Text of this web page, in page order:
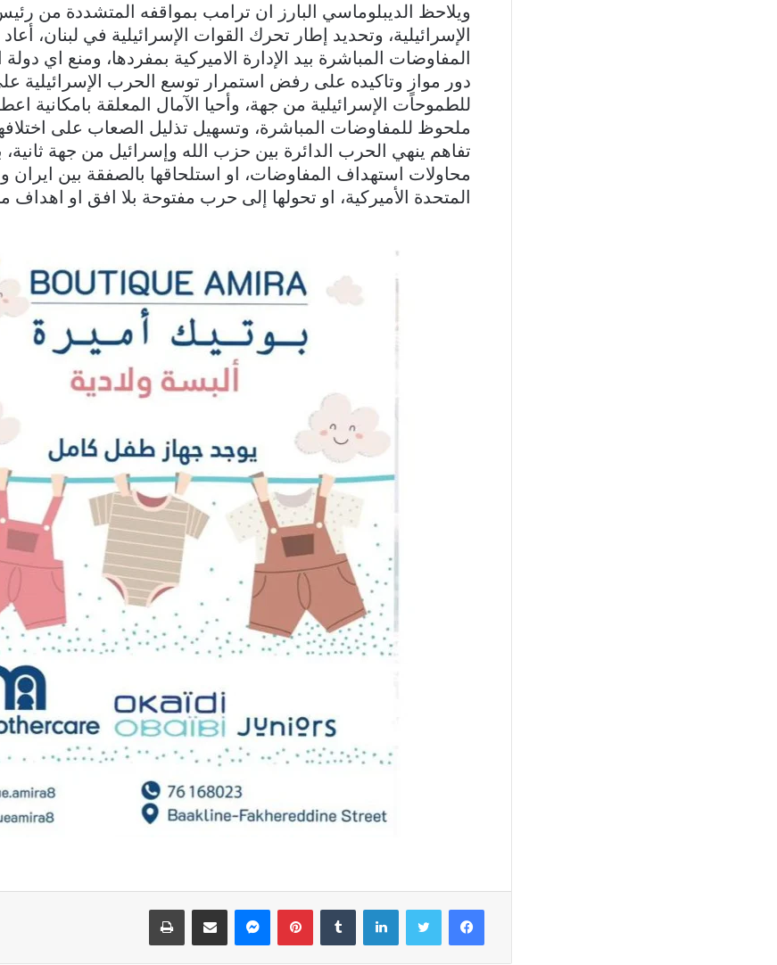
ويلاحظ الديبلوماسي البارز ان ترامب بمواقفه المتشددة من
الإسرائيلية، وتحديد إطار تحرك القوات الإسرائيلية في لبنان،
المفاوضات المباشرة بيد الإدارة الاميركية بمفردها، ومنع اي
دور موازٍ وتاكيده على رفض استمرار توسع الحرب الإسرائيلية على
للطموحات الإسرائيلية من جهة، وأحيا الآمال المعلقة بامكانية
ملحوظ للمفاوضات المباشرة، وتسهيل تذليل الصعاب على
تفاهم ينهي الحرب الدائرة بين حزب الله وإسرائيل من جهة
محاولات استهداف المفاوضات، او استلحاقها بالصفقة بين ايران
المتحدة الأميركية، او تحولها إلى حرب مفتوحة بلا افق او اهداف
فيسبوك تويتر لينكدإن بينتيريستماسنجر مشاركة عبر البريد طباعة